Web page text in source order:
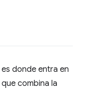
donde entra en
combina la